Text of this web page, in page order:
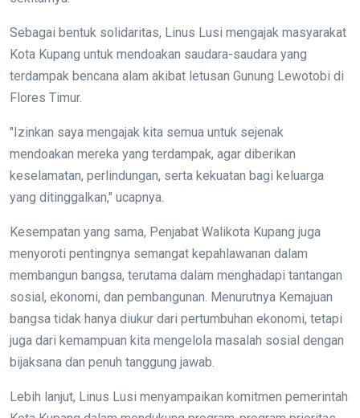
Sebagai bentuk solidaritas, Linus Lusi mengajak masyarakat
Kota Kupang untuk mendoakan saudara-saudara yang
terdampak bencana alam akibat letusan Gunung Lewotobi di
Flores Timur.
"Izinkan saya mengajak kita semua untuk sejenak
mendoakan mereka yang terdampak, agar diberikan
keselamatan, perlindungan, serta kekuatan bagi keluarga
yang ditinggalkan," ucapnya.
Kesempatan yang sama, Penjabat Walikota Kupang juga
menyoroti pentingnya semangat kepahlawanan dalam
membangun bangsa, terutama dalam menghadapi tantangan
sosial, ekonomi, dan pembangunan. Menurutnya Kemajuan
bangsa tidak hanya diukur dari pertumbuhan ekonomi, tetapi
juga dari kemampuan kita mengelola masalah sosial dengan
bijaksana dan penuh tanggung jawab.
Lebih lanjut, Linus Lusi menyampaikan komitmen pemerintah